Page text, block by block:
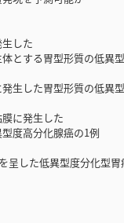
した
とする胃型形質の低異
生した胃型形質の低異
に発生した
度高分化腺癌の1例
呈した低異型度分化型胃